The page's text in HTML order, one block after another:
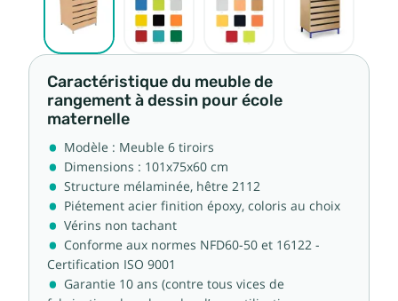
Caractéristique du meuble de
rangement à dessin pour école
maternelle
Modèle : Meuble 6 tiroirs
Dimensions : 101x75x60 cm
Structure mélaminée, hêtre 2112
Piétement acier finition époxy, coloris au choix
Vérins non tachant
Conforme aux normes NFD60-50 et 16122 -
Certification ISO 9001
Garantie 10 ans (contre tous vices de